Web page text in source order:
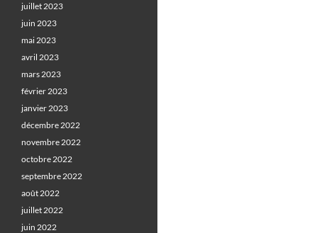
juillet 2023
juin 2023
mai 2023
avril 2023
mars 2023
février 2023
janvier 2023
décembre 2022
novembre 2022
octobre 2022
septembre 2022
août 2022
juillet 2022
juin 2022